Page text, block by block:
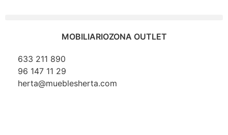
MOBILIARIOZONA OUTLET
633 211 890
96 147 11 29
herta@mueblesherta.com